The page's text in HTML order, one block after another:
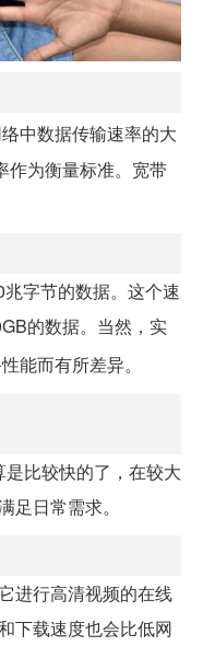
中数据传输速率的大
作为衡量标准。宽带
字节的数据。这个速
的数据。当然，实
能而有所差异。
比较快的了，在较大
足日常需求。
进行高清视频的在线
下载速度也会比低网